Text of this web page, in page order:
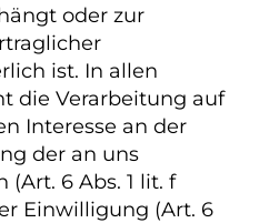
oder zur
ist. In allen
die Verarbeitung auf
Interesse an der
der an uns
6 Abs. 1 lit. f
Einwilligung (Art. 6